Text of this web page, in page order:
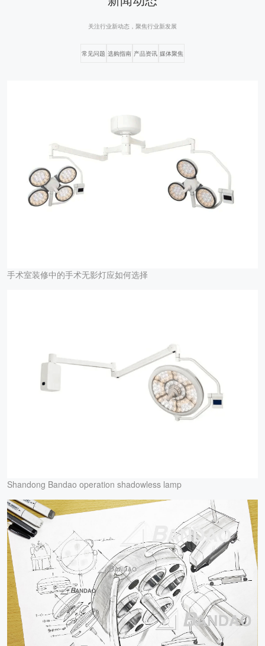
关注行业新动态，聚焦行业新发展
常见问题 选购指南 产品资讯 媒体聚焦
手术室装修中的手术无影灯应如何选择
Shandong Bandao operation shadowless lamp